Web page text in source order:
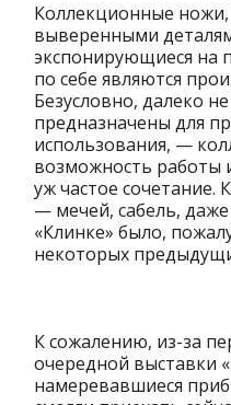
Коллекционные
выверенными
экспонирующиеся на
по себе являются
Безусловно, далеко
предназначены для
использования, —
возможность работы
уж частое сочетание.
— мечей, сабель,
«Клинке» было,
некоторых
К сожалению, из-за
очередной выставки
намеревавшиеся